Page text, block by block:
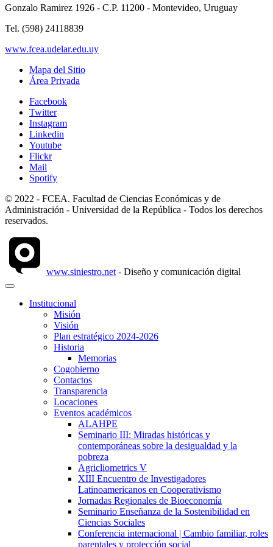
Gonzalo Ramirez 1926 - C.P. 11200 - Montevideo, Uruguay
Tel. (598) 24118839
www.fcea.udelar.edu.uy
Mapa del Sitio
Área Privada
Facebook
Twitter
Instagram
Linkedin
Youtube
Flickr
Mail
Spotify
© 2022 - FCEA. Facultad de Ciencias Económicas y de
Administración - Universidad de la República - Todos los derechos
reservados.
www.siniestro.net - Diseño y comunicación digital
Institucional
Misión
Visión
Plan estratégico 2024-2026
Historia
Memorias
Cogobierno
Contactos
Transparencia
Locaciones
Eventos académicos
ALAHPE
Seminario III: Miradas históricas y
contemporáneas sobre la desigualdad y la
pobreza
Agricliometrics V
XIII Encuentro de Investigadores
Latinoamericanos en Cooperativismo
Jornadas Regionales de Bioeconomía
Seminario Enseñanza de la Sostenibilidad en
Ciencias Sociales
Conferencia internacional | Cambio familiar, roles
parentales y protección social